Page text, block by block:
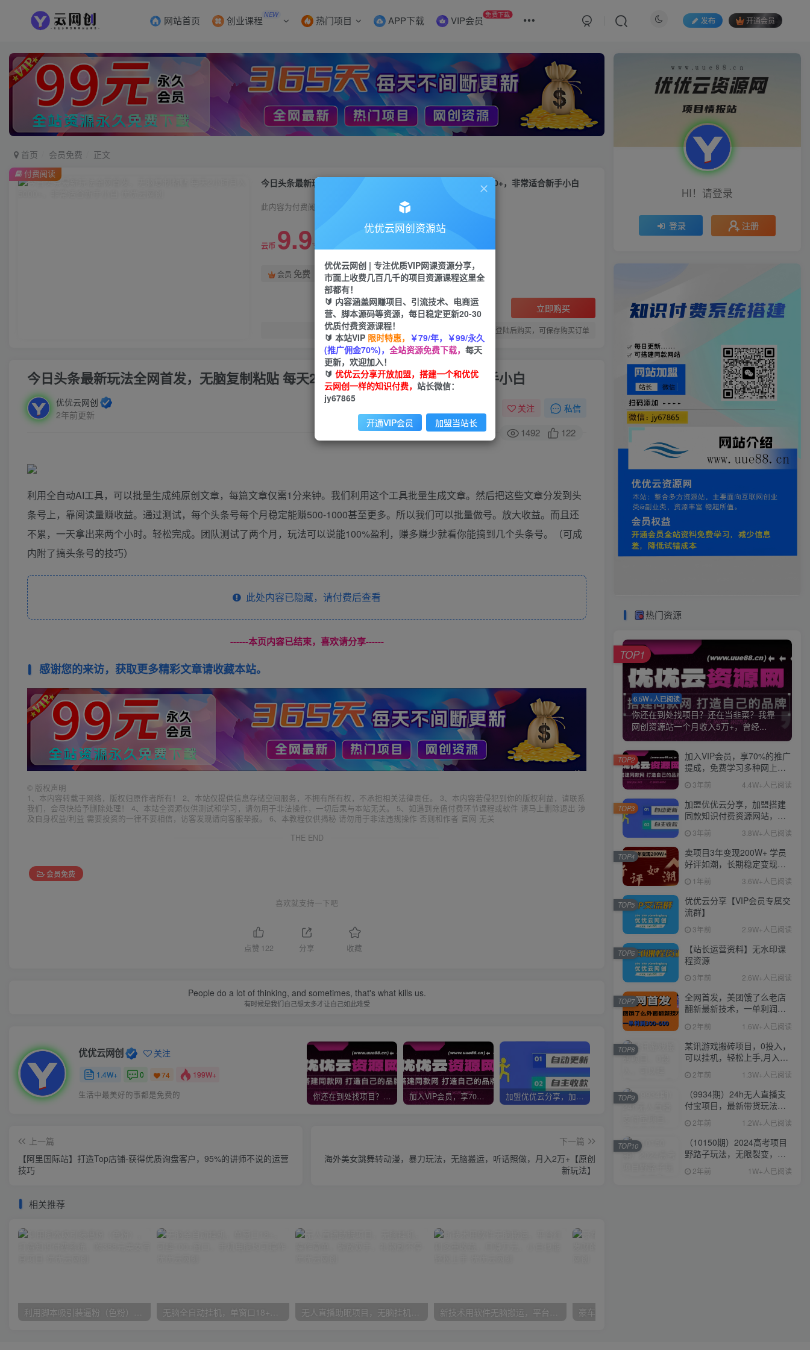
网站首页 创业课程 NEW 热门项目 APP下载 VIP会员 免费下载
发布 开通会员
首页 会员免费 正文
今日头条最新玩法全网首发，无脑复制粘贴 每天2小时月入5000+，非常适合新手小白
此内容为付费阅读，请付费后查看
云币 9.9云币
会员 免费
立即购买
您当前未登录！建议登陆后购买，可保存购买订单
付费阅读
今日头条最新玩法全网首发，无脑复制粘贴 每天2小时月入5000+，非常适合新手小白
优优云网创
2年前更新
关注 私信
1492 122
利用全自动AI工具，可以批量生成纯原创文章，每篇文章仅需1分来钟。我们利用这个工具批量生成文章。然后把这些文章分发到头
条号上，靠阅读量赚收益。通过测试，每个头条号每个月稳定能赚500-1000甚至更多。所以我们可以批量做号。放大收益。而且还
不累，一天拿出来两个小时。轻松完成。团队测试了两个月，玩法可以说能100%盈利，赚多赚少就看你能搞到几个头条号。（可成
内附了搞头条号的技巧）
此处内容已隐藏，请付费后查看
------本页内容已结束，喜欢请分享------
感谢您的来访，获取更多精彩文章请收藏本站。
© 版权声明
1、本内容转载于网络，版权归原作者所有！ 2、本站仅提供信息存储空间服务，不拥有所有权，不承担相关法律责任。 3、本内容若侵犯到你的版权利益，请联系
我们，会尽快给予删除处理！ 4、本站全资源仅供测试和学习，请勿用于非法操作，一切后果与本站无关。 5、如遇到充值付费环节课程或软件 请马上删除退出 涉
及自身权益/利益 需要投资的一律不要相信，访客发现请向客服举报。 6、本教程仅供揭秘 请勿用于非法违规操作 否则和作者 官网 无关
THE END
会员免费
喜欢就支持一下吧
点赞 122 分享 收藏
People do a lot of thinking, and sometimes, that's what kills us.
有时候是我们自己想太多才让自己如此难受
优优云网创 关注
1.4W+ 0 74 199W+
生活中最美好的事都是免费的 你还在到处找项目？还在当韭菜？我靠网创资源站一个月收入5万+，曾经我也是个失败者。 加入VIP会员，享70%的推广提成，免费学习多种网上创业课程，菜鸟秒变大神！ 加盟优优云分享，加盟搭建同款知识付费资源网站，实现长期稳定被动收入~ 优优云分享【VIP会员专属交流群】
上一篇
【阿里国际站】打造Top店铺-获得优质询盘客户，95%的讲师不说的运营
技巧
下一篇
海外美女跳舞转动漫，暴力玩法，无脑搬运，听话照做，月入2万+【原创
新玩法】
相关推荐
利用脚本吸引装逼粉（色粉），打造知识付费系统，附388元美女写真项目 无脑全自动挂机，单窗口18+，可挂100+窗口，手机电脑均可操作 无人直播助眠项目，无脑挂机，操作简单，解放双手，礼物刷不停 新技术用软件无脑搬运，平台红利多重收益，月赚万元，小白也能轻松上手
HI！请登录
登录 注册
热门资源
6.5W+人已阅读
你还在到处找项目？还在当韭菜？我靠
网创资源站一个月收入5万+，曾经...
TOP1
加入VIP会员，享70%的推广
提成，免费学习多种网上创
业课程，菜鸟秒变大神！
3年前 4.4W+人已阅读
TOP2
加盟优优云分享，加盟搭建
同款知识付费资源网站，实
现长期稳定被动收入~
3年前 3.8W+人已阅读
TOP3
卖项目3年变现200W+ 学员
好评如潮，长期稳定变现，
可以一直干到老！
1年前 3.6W+人已阅读
TOP4
优优云分享【VIP会员专属交
流群】
3年前 2.9W+人已阅读
TOP5
【站长运营资料】无水印课
程资源
3年前 2.6W+人已阅读
TOP6
全网首发，美团饿了么老店
翻新最新技术，一单利润
300-600
2年前 1.6W+人已阅读
TOP7
某讯游戏搬砖项目，0投入，
可以挂机，轻松上手,月入
3000+上不封顶
2年前 1.3W+人已阅读
TOP8
（9934期）24h无人直播支
付宝项目，最新带货玩法，
纯躺赚实测日入500+
2年前 1.2W+人已阅读
TOP9
（10150期）2024高考项目
野路子玩法，无限裂变，最
高一天1W＋！
2年前 1W+人已阅读
TOP10
优优云网创资源站
优优云网创 | 专注优质VIP网课资源分享，
市面上收费几百几千的项目资源课程这里全
部都有！
🔰 内容涵盖网赚项目、引流技术、电商运
营、脚本源码等资源，每日稳定更新20-30
优质付费资源课程！
🔰 本站VIP 限时特惠， ￥79/年，￥99/永久
(推广佣金70%)， 全站资源免费下载， 每天
更新，欢迎加入！
🔰 优优云分享开放加盟，搭建一个和优优
云网创一样的知识付费， 站长微信：
jy67865
开通VIP会员 加盟当站长